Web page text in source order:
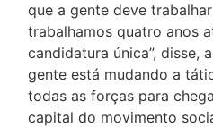
que a gente deve
trabalhamos quatro anos
candidatura única”, disse,
gente está mudando a
todas as forças para
capital do movimento